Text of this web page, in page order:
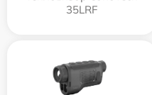
35LRF